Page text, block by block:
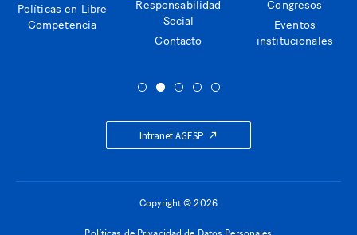
Políticas en Libre
Competencia
Responsabilidad
Social
Contacto
Congresos
Eventos
institucionales
Intranet AGESP
Copyright © 2026